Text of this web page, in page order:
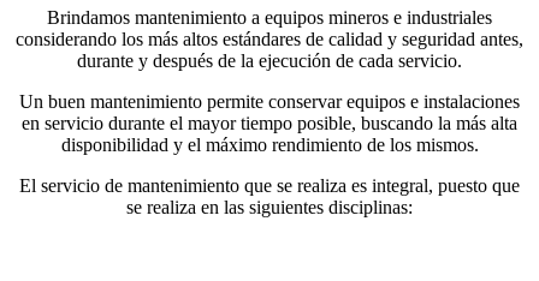
Brindamos mantenimiento a equipos mineros e industriales
considerando los más altos estándares de calidad y seguridad antes,
durante y después de la ejecución de cada servicio.
Un buen mantenimiento permite conservar equipos e instalaciones
en servicio durante el mayor tiempo posible, buscando la más alta
disponibilidad y el máximo rendimiento de los mismos.
El servicio de mantenimiento que se realiza es integral, puesto que
se realiza en las siguientes disciplinas: